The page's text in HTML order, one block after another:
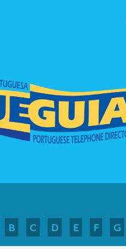
B C D E F G